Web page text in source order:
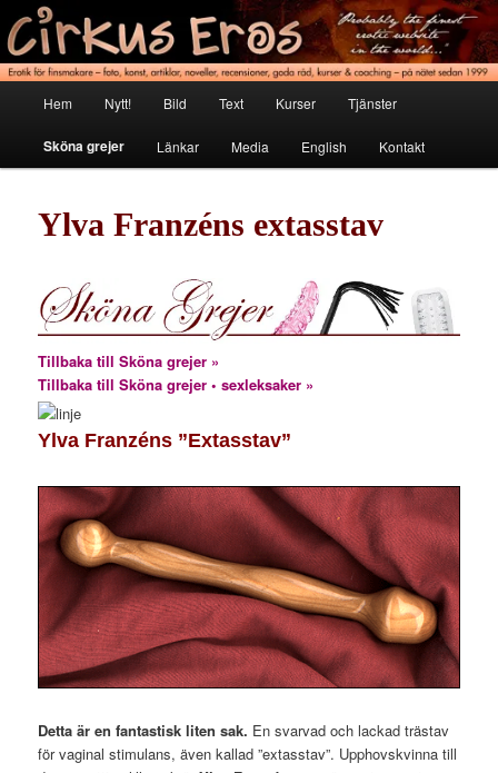
Hoppa
till
primärt
innehållCirkus Eros
Erotik för finsmakare
Hem Nytt! Bild Text Kurser Tjänster
Sköna grejer Länkar Media English Kontakt
Ylva Franzéns extasstav
Tillbaka till Sköna grejer »
Tillbaka till Sköna grejer • sexleksaker »
Ylva Franzéns ”Extasstav”
Detta är en fantastisk liten sak. En svarvad och lackad trästav
för vaginal stimulans, även kallad ”extasstav”. Upphovskvinna till